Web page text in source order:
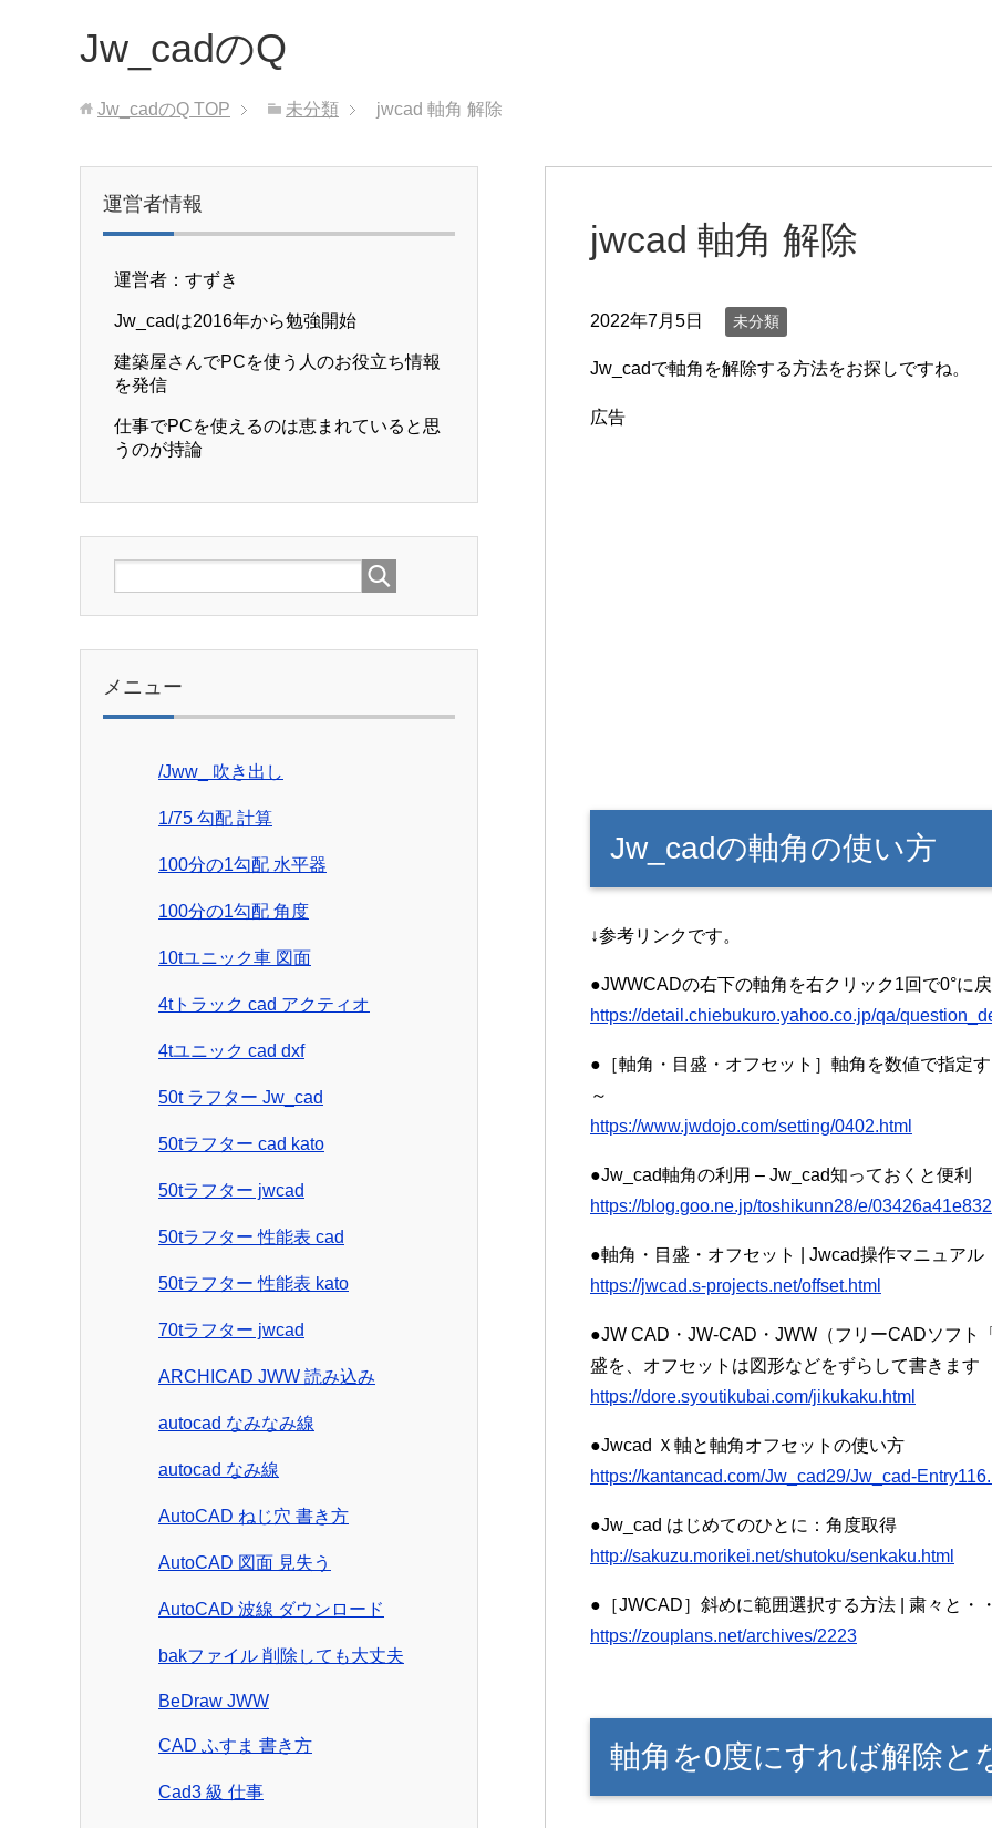
Jw_cadのQ
Jw_cadのQ TOP 未分類 jwcad 軸角 解除
jwcad 軸角 解除
2022年7月5日 未分類
Jw_cadで軸角を解除する方法をお探しですね。
広告
Jw_cadの軸角の使い方
↓参考リンクです。
●JWWCADの右下の軸角を右クリック1回で0°に
https://detail.chiebukuro.yahoo.co.jp/qa/
●［軸角・目盛・オフセット］軸角を数値で指定
～
https://www.jwdojo.com/setting/0402.html
●Jw_cad軸角の利用 – Jw_cad知っておくと便利
https://blog.goo.ne.jp/toshikunn28/e/
●軸角・目盛・オフセット | Jwcad操作マニュアル
https://jwcad.s-projects.net/offset.html
●JW CAD・JW-CAD・JWW（フリーCADソフト
盛を、オフセットは図形などをずらして書きます
https://dore.syoutikubai.com/jikukaku.html
●Jwcad Ｘ軸と軸角オフセットの使い方
https://kantancad.com/Jw_cad29/Jw_cad-
●Jw_cad はじめてのひとに：角度取得
http://sakuzu.morikei.net/shutoku/senkaku.html
●［JWCAD］斜めに範囲選択する方法 | 粛々と・
https://zouplans.net/archives/2223
軸角を0度にすれば解除と
運営者情報
運営者：すずき
Jw_cadは2016年から勉強開始
建築屋さんでPCを使う人のお役立ち情報
を発信
仕事でPCを使えるのは恵まれていると思
うのが持論
メニュー
/Jww_ 吹き出し
1/75 勾配 計算
100分の1勾配 水平器
100分の1勾配 角度
10tユニック車 図面
4tトラック cad アクティオ
4tユニック cad dxf
50t ラフター Jw_cad
50tラフター cad kato
50tラフター jwcad
50tラフター 性能表 cad
50tラフター 性能表 kato
70tラフター jwcad
ARCHICAD JWW 読み込み
autocad なみなみ線
autocad なみ線
AutoCAD ねじ穴 書き方
AutoCAD 図面 見失う
AutoCAD 波線 ダウンロード
bakファイル 削除しても大丈夫
BeDraw JWW
CAD ふすま 書き方
Cad3 級 仕事